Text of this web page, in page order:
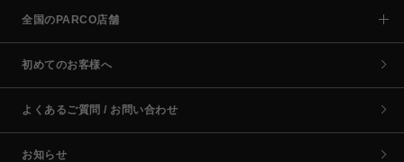
全国のPARCO店舗
初めてのお客様へ
よくあるご質問 / お問い合わせ
お知らせ